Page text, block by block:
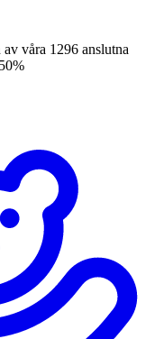
våra 1296 anslutna